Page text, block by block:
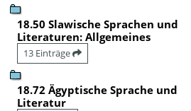
18.50 Slawische Sprachen und
Literaturen: Allgemeines
13 Einträge
18.72 Ägyptische Sprache und
Literatur